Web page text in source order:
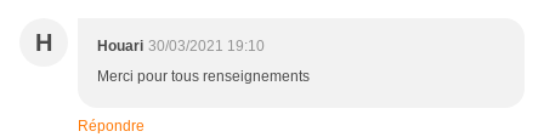
H Houari 30/03/2021 19:10
Merci pour tous renseignements
Répondre